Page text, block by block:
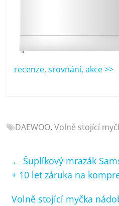
televize,
notebooky,
telefony,
recenze, srovnání, akce >>
DAEWOO,Volně stojící
← Šuplíkový mrazák
+ 10 let záruka na
Volně stojící myčka